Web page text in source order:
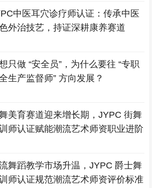
中医耳穴诊疗师认证：传承中医
外治技艺，持证深耕康养赛道
只做 “安全员”，为什么要往 “专职
生产监督师” 方向发展？
美育赛道迎来增长期，JYPC 街舞
师认证赋能潮流艺术师资职业进阶
舞蹈教学市场升温，JYPC 爵士舞
师认证规范潮流艺术师资评价标准